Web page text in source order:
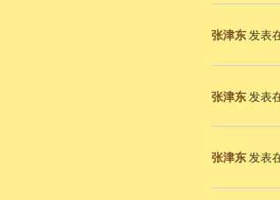
张津东发表
张津东发表
张津东发表